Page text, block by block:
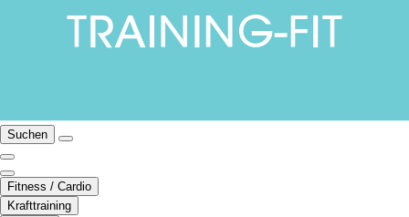
Suchen
Fitness / Cardio
Krafttraining